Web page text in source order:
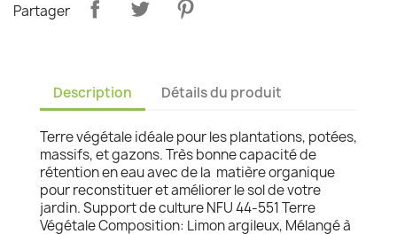
Partager
Description Détails du produit
Terre végétale idéale pour les plantations, potées,
massifs, et gazons. Très bonne capacité de
rétention en eau avec de la matière organique
pour reconstituer et améliorer le sol de votre
jardin. Support de culture NFU 44-551 Terre
Végétale Composition: Limon argileux, Mélangé à